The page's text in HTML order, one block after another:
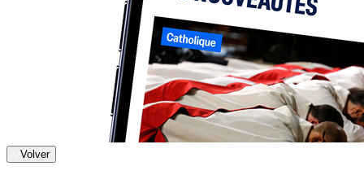
Volver